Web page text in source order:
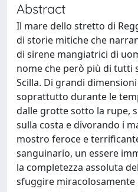
Abstract
Il mare dello stretto di
di storie mitiche che
di sirene mangiatrici di
nome che però più di tutti
Scilla. Di grandi
soprattutto durante le
dalle grotte sotto la rupe,
sulla costa e divorando i
mostro feroce e
sanguinario, un essere
la completezza assoluta
sfuggire miracolosamente